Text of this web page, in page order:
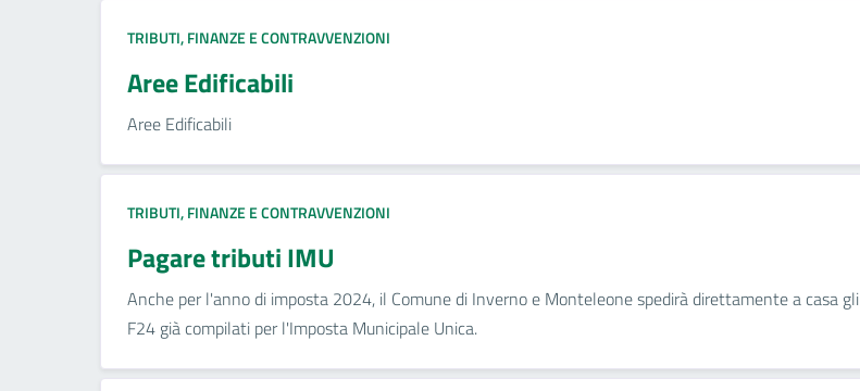
TRIBUTI, FINANZE E CONTRAVVENZIONI
Aree Edificabili
Aree Edificabili
TRIBUTI, FINANZE E CONTRAVVENZIONI
Pagare tributi IMU
Anche per l'anno di imposta 2024, il Comune di Inverno e Monteleone spedirà direttamente a casa gli
F24 già compilati per l'Imposta Municipale Unica.